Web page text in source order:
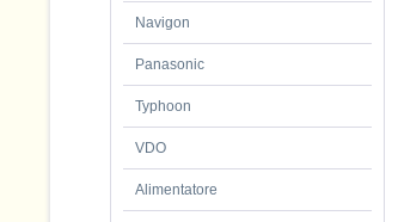
Navigon
Panasonic
Typhoon
VDO
Alimentatore